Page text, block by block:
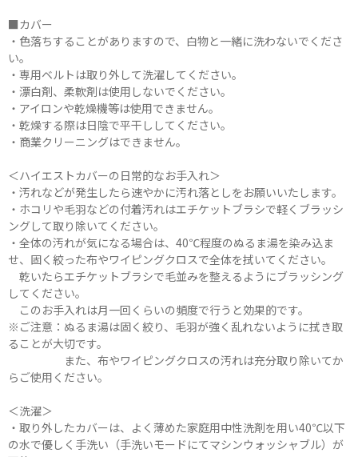
■カバー
・色落ちすることがありますので、白物と一緒に洗わないでくださ
い。
・専用ベルトは取り外して洗濯してください。
・漂白剤、柔軟剤は使用しないでください。
・アイロンや乾燥機等は使用できません。
・乾燥する際は日陰で平干ししてください。
・商業クリーニングはできません。
＜ハイエストカバーの日常的なお手入れ＞
・汚れなどが発生したら速やかに汚れ落としをお願いいたします。
・ホコリや毛羽などの付着汚れはエチケットブラシで軽くブラッシ
ングして取り除いてください。
・全体の汚れが気になる場合は、40℃程度のぬるま湯を染み込ま
せ、固く絞った布やワイピングクロスで全体を拭いてください。
乾いたらエチケットブラシで毛並みを整えるようにブラッシング
してください。
このお手入れは月一回くらいの頻度で行うと効果的です。
※ご注意：ぬるま湯は固く絞り、毛羽が強く乱れないように拭き取
ることが大切です。
また、布やワイピングクロスの汚れは充分取り除いてか
らご使用ください。
＜洗濯＞
・取り外したカバーは、よく薄めた家庭用中性洗剤を用い40℃以下
の水で優しく手洗い（手洗いモードにてマシンウォッシャブル）が